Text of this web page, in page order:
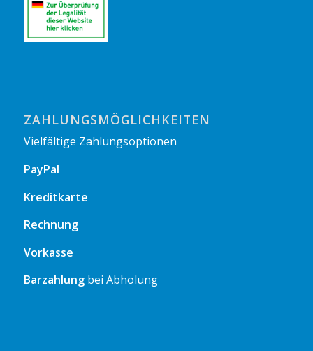
ZAHLUNGSMÖGLICHKEITEN
Vielfältige Zahlungsoptionen
PayPal
Kreditkarte
Rechnung
Vorkasse
Barzahlungbei Abholung